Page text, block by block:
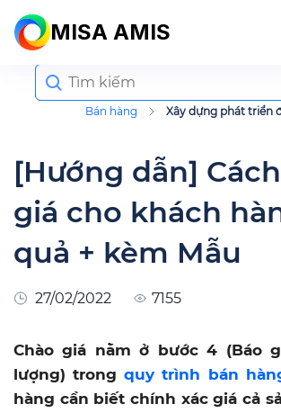
MISA AMIS
Bán hàng Xây dựng phát triển
Search
for:
[Hướng dẫn]
giá cho khách
quả + kèm Mẫu
27/02/2022 7155
Chào giá nằm ở bước 4 (Báo
lượng) trongquy trình bán
hàng cần biết chính xác giá cả